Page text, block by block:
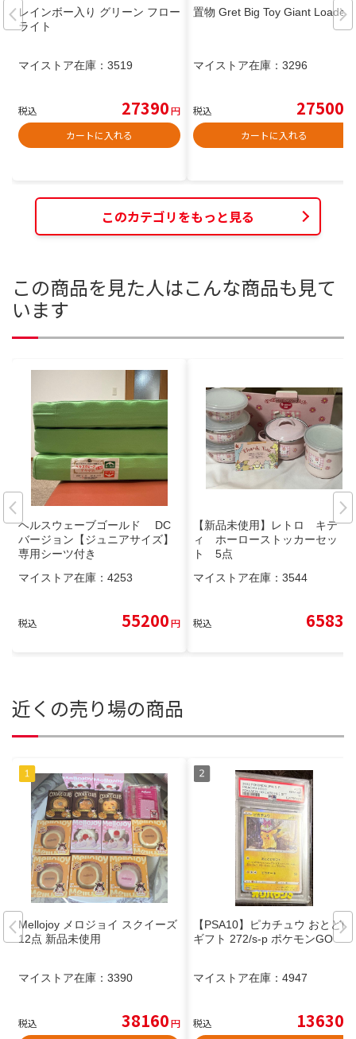
レインボー入り グリーン フロー
ライト
マイストア在庫： 3519
税込 27390円
カートに入れる
置物 Gret Big Toy Giant Loader
マイストア在庫： 3296
税込 27500
カートに入れる
このカテゴリをもっと見る
この商品を見た人はこんな商品も見て
います
ヘルスウェーブゴールド DC
バージョン【ジュニアサイズ】
専用シーツ付き
マイストア在庫： 4253
税込 55200円
【新品未使用】レトロ キテ
ィ ホーローストッカーセッ
ト 5点
マイストア在庫： 3544
税込 6583
近くの売り場の商品
Mellojoy メロジョイ スクイーズ
12点 新品未使用
マイストア在庫： 3390
税込 38160円
【PSA10】ピカチュウ おとどけ
ギフト 272/s-p ポケモンGO
マイストア在庫： 4947
税込 13630